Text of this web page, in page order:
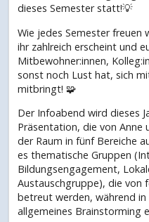
dieses Semester statt!💡
Wie jedes Semester freuen
ihr zahlreich erscheint und
Mitbewohner:innen,
sonst noch Lust hat, sich
mitbringt! 🧩
Der Infoabend wird dieses
Präsentation, die von Anne
der Raum in fünf Bereiche
es thematische Gruppen
Bildungsengagement,
Austauschgruppe), die von
betreut werden, während
allgemeines Brainstorming